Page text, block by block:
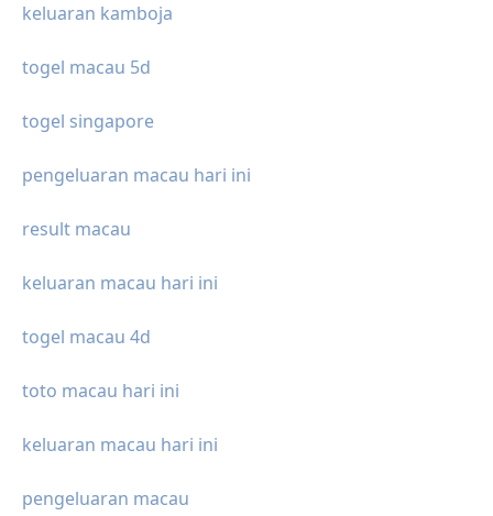
keluaran kamboja
togel macau 5d
togel singapore
pengeluaran macau hari ini
result macau
keluaran macau hari ini
togel macau 4d
toto macau hari ini
keluaran macau hari ini
pengeluaran macau